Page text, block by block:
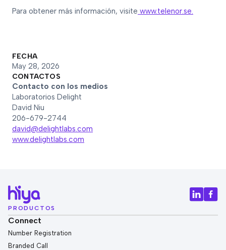
Para obtener más información, visite www.telenor.se.
FECHA
May 28, 2026
CONTACTOS
Contacto con los medios
Laboratorios Delight
David Niu
206-679-2744
david@delightlabs.com
www.delightlabs.com
PRODUCTOS
Connect
Number Registration
Branded Call